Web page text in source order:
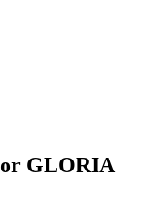
GLORIA